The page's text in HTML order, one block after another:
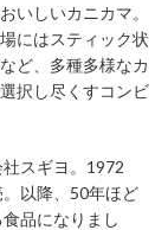
いしいカニカマ。
にはスティック状
ど、多種多様なカ
択し尽くすコンビ
スギヨ。1972
以降、50年ほど
品になりまし